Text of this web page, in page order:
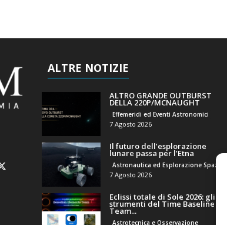
ALTRE NOTIZIE
ALTRO GRANDE OUTBURST
DELLA 220P/MCNAUGHT
Effemeridi ed Eventi Astronomici
7 Agosto 2026
Il futuro dell’esplorazione
lunare passa per l’Etna
7 Agosto 2026
Eclissi totale di Sole 2026: gli
strumenti del Time Baseline
Team...
Astrotecnica e Osservazione